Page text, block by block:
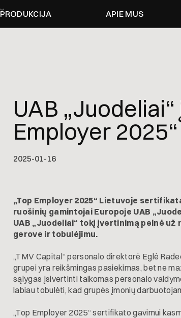
PRODUKCIJA APIE MUS
UAB
Employer
2025-01-16
„Top Employer 2025“ Lietuvoje
ruošinių gamintojai Europoje UAB
UAB „Juodeliai“ tokį įvertinimą pelnė
gerove ir tobulėjimu.
„TMV Capital“ personalo direktorė Eglė
grupei yra reikšmingas pasiekimas, bet ne
sąlygas įsivertinti taikomas personalo
labiau tobulėti, kad grupės įmonių
„Top Employer 2025“ sertifikato gavimui